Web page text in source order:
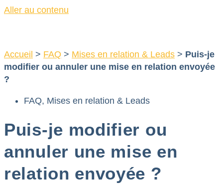
Aller au contenu
Accueil > FAQ > Mises en relation & Leads > Puis-je
modifier ou annuler une mise en relation envoyée
?
FAQ, Mises en relation & Leads
Puis-je modifier ou
annuler une mise en
relation envoyée ?